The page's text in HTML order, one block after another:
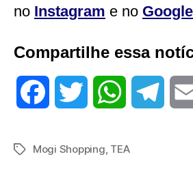
no Instagram e no
Compartilhe essa
c
TagsMogi Shopping, TEA